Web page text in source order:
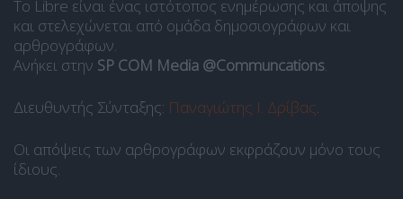
Το Libre είναι ένας ιστότοπος ενημέρωσης και άποψης
και στελεχώνεται από ομάδα δημοσιογράφων και
αρθρογράφων.
Ανήκει στην SP COM Media @Communcations.
Διευθυντής Σύνταξης: Παναγιώτης Ι. Δρίβας.
Οι απόψεις των αρθρογράφων εκφράζουν μόνο τους
ίδιους.